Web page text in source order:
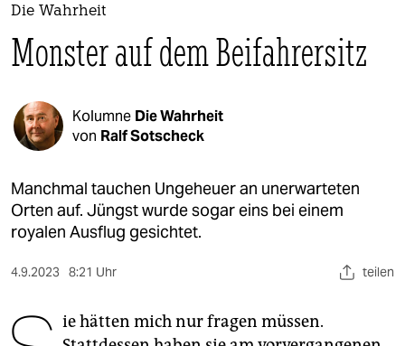
themen
politik
öko
gesellschaft
kultur
sport
wahrheit
Die Wahrheit
Monster auf dem Beifahrersitz
Kolumne Die Wahrheit
von Ralf Sotscheck
Manchmal tauchen Ungeheuer an unerwarteten
Orten auf. Jüngst wurde sogar eins bei einem
royalen Ausflug gesichtet.
4.9.2023 8:21 Uhr teilen
ie hätten mich nur fragen müssen.